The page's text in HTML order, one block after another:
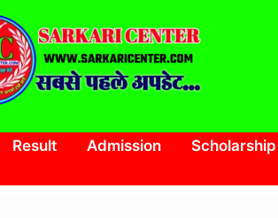
Result Admission Scholarship